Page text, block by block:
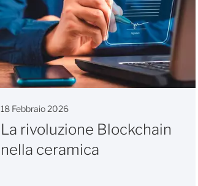
18 Febbraio 2026
La rivoluzione Blockchain
nella ceramica